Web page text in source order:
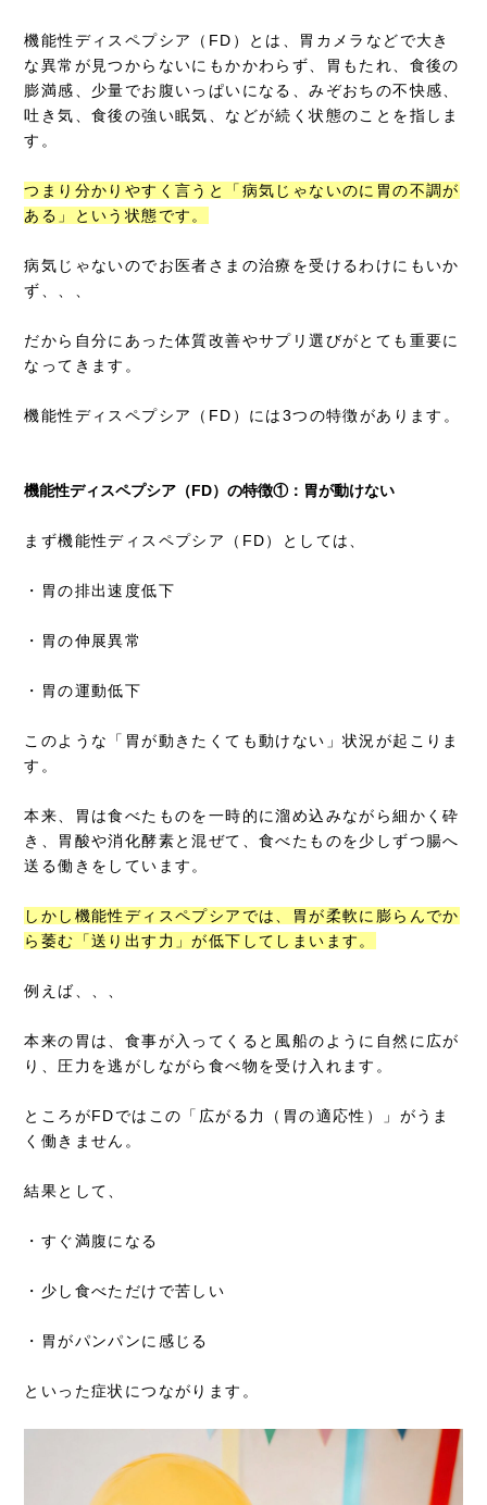
機能性ディスペプシア（FD）とは、胃カメラなどで大き
な異常が見つからないにもかかわらず、胃もたれ、食後の
膨満感、少量でお腹いっぱいになる、みぞおちの不快感、
吐き気、食後の強い眠気、などが続く状態のことを指しま
す。
つまり分かりやすく言うと「病気じゃないのに胃の不調が
ある」という状態です。
病気じゃないのでお医者さまの治療を受けるわけにもいか
ず、、、
だから自分にあった体質改善やサプリ選びがとても重要に
なってきます。
機能性ディスペプシア（FD）には3つの特徴があります。
機能性ディスペプシア（FD）の特徴①：胃が動けない
まず機能性ディスペプシア（FD）としては、
・胃の排出速度低下
・胃の伸展異常
・胃の運動低下
このような「胃が動きたくても動けない」状況が起こりま
す。
本来、胃は食べたものを一時的に溜め込みながら細かく砕
き、胃酸や消化酵素と混ぜて、食べたものを少しずつ腸へ
送る働きをしています。
しかし機能性ディスペプシアでは、胃が柔軟に膨らんでか
ら萎む「送り出す力」が低下してしまいます。
例えば、、、
本来の胃は、食事が入ってくると風船のように自然に広が
り、圧力を逃がしながら食べ物を受け入れます。
ところがFDではこの「広がる力（胃の適応性）」がうま
く働きません。
結果として、
・すぐ満腹になる
・少し食べただけで苦しい
・胃がパンパンに感じる
といった症状につながります。